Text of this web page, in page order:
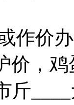
价办
价，
斤